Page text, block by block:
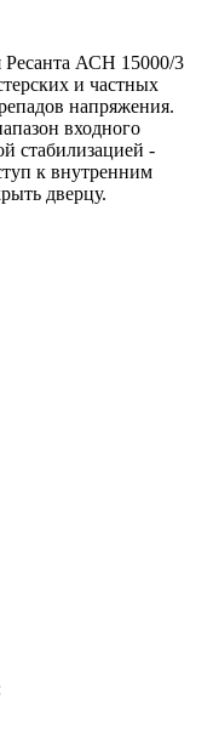
Ресанта АСН 15000/3
и частных
напряжения.
входного
стабилизацией -
к внутренним
дверцу.